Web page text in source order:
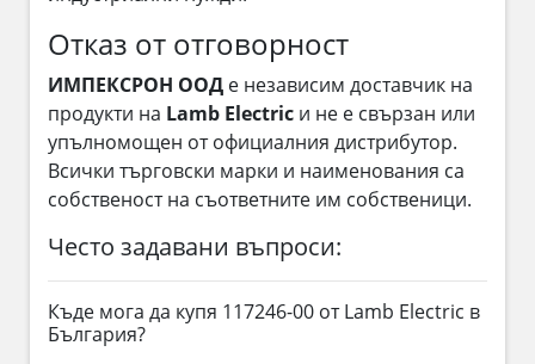
Отказ от отговорност
ИМПЕКСРОН ООД е независим доставчик на
продукти на Lamb Electric и не е свързан или
упълномощен от официалния дистрибутор.
Всички търговски марки и наименования са
собственост на съответните им собственици.
Често задавани въпроси:
Къде мога да купя 117246-00 от Lamb Electric в
България?